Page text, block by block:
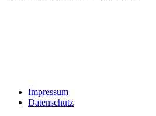
Impressum
Datenschutz